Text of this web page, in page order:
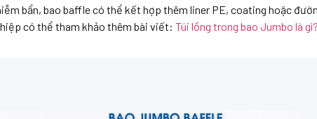
bẩn, bao baffle có thể kết hợp thêm liner PE, coating hoặc
có thể tham khảo thêm bài viết: Túi lồng trong bao Jumbo là gì?